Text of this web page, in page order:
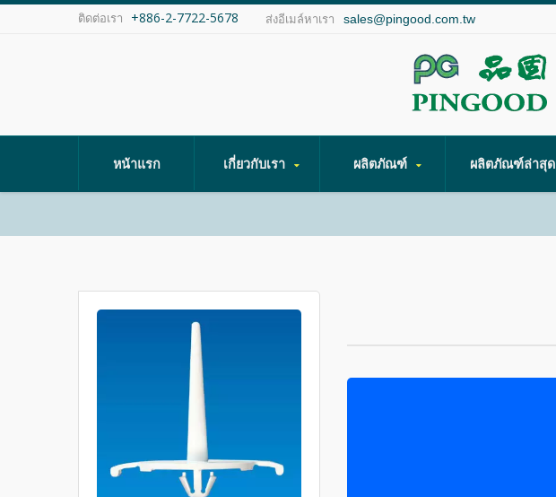
ติดต่อเรา +886-2-7722-5678 ส่งอีเมล์หาเรา sales@pingood.com.tw
หน้าแรก เกี่ยวกับเรา ผลิตภัณฑ์ ผลิตภัณฑ์ล่าสุด